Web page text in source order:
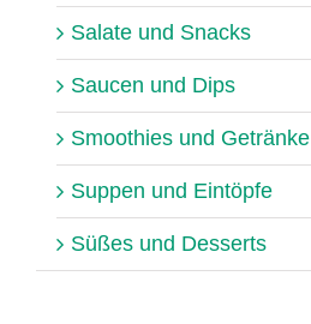
Salate und Snacks
Saucen und Dips
Smoothies und Getränke
Suppen und Eintöpfe
Süßes und Desserts